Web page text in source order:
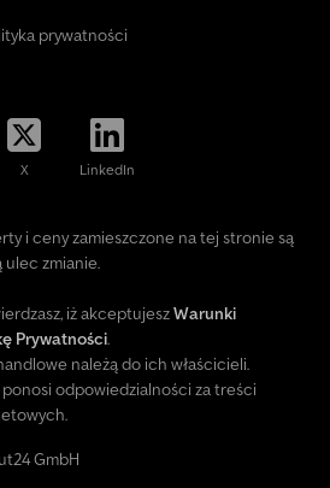
prywatności
X LinkedIn
i ceny zamieszczone na tej stronie są
ulec zmianie.
iż akceptujeszWarunki
Prywatności.
należą do ich właścicieli.
odpowiedzialności za treści
GmbH